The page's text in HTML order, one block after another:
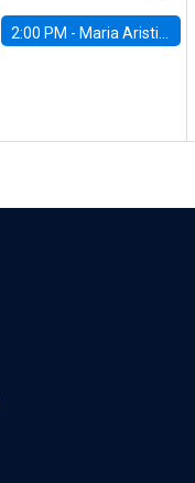
2:00 PM - Maria Aristizabal-Ramirez, FED Board